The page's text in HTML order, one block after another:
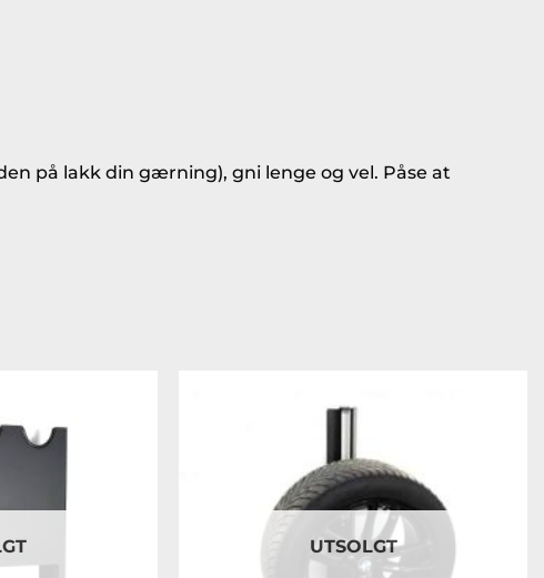
på lakk din gærning), gni lenge og vel. Påse at
UTSOLGT